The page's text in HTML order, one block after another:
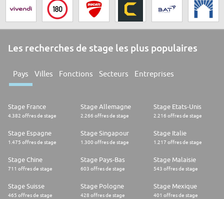
Les recherches de stage les plus populaires
Pays Villes Fonctions Secteurs Entreprises
Stage France
4.382 offres de stage
Stage Allemagne
2.266 offres de stage
Stage Etats-Unis
2.216 offres de stage
Stage Espagne
1.475 offres de stage
Stage Singapour
1.300 offres de stage
Stage Italie
1.217 offres de stage
Stage Chine
711 offres de stage
Stage Pays-Bas
603 offres de stage
Stage Malaisie
543 offres de stage
Stage Suisse
465 offres de stage
Stage Pologne
428 offres de stage
Stage Mexique
401 offres de stage